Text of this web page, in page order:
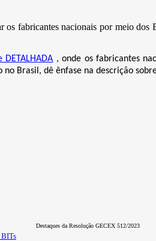
os fabricantes nacionais por meio
DETALHADA , onde os fabricantes
Brasil, dê ênfase na descrição
Destaques da Resolução GECEX 512/2023